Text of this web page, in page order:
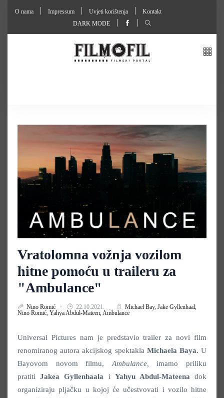
O nama Impressum Uvjeti korištenja
Kontakt
DARK MODE
Vratolomna vožnja vozilom
hitne pomoću u traileru za
"Ambulance"
Nino Romić 22.10.2021. Michael Bay, Jake Gyllenhaal,
Nino Romić, Yahya Abdul-Mateen,Ambulance
Universal Pictures nam je predstavio trailer za novi film
renomiranog autora akcijskog spektakla Michaela Baya.U
Bayovom novom filmu,Ambulance,imamo priliku
pratitiJakea Gyllenhaala i Yahyu Abdul-Mateenadok
organiziraju pljačku u kojoj će učestvovati i vozilo hitne